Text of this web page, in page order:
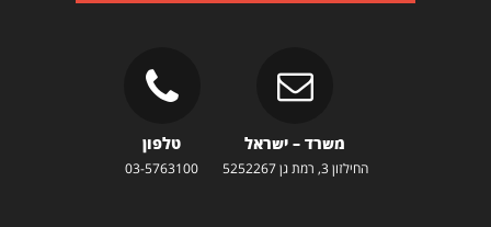
משרד – ישראל
החילזון 3, רמת גן 5252267
טלפון
03-5763100